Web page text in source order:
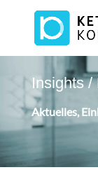
Insights /
Aktuelles,